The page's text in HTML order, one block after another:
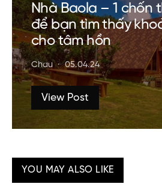
Nhà Baola – 1 chốn
để bạn tìm thấy
cho tâm hồn
Chau 05.04.24
View Post
YOU MAY ALSO LIKE